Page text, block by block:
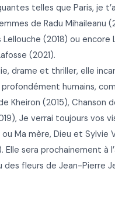
telles que Paris, je
de Radu Mihaileanu
Lellouche (2018) ou encore
(2021).
drame et thriller, elle
humains,
Kheiron (2015), Chanson
Je verrai toujours vos
Ma mère, Dieu et Sylvie
sera prochainement à
des fleurs de Jean-Pierre